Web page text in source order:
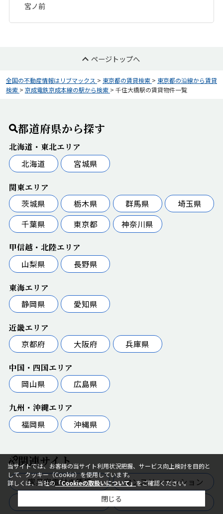
宮ノ前
ページトップへ
全国の不動産情報はリブマックス > 東京都の賃貸検索 > 東京都の沿線から賃貸
検索 > 京成電鉄京成本線の駅から検索 > 千住大橋駅の賃貸物件一覧
都道府県から探す
北海道・東北エリア
北海道
宮城県
関東エリア
茨城県
栃木県 群馬県
埼玉県
千葉県
東京都 神奈川県
甲信越・北陸エリア
山梨県
長野県
東海エリア
静岡県
愛知県
近畿エリア
京都府
大阪府 兵庫県
中国・四国エリア
岡山県
広島県
九州・沖縄エリア
福岡県
沖縄県
関連サイト
家具家電付き賃貸
マンスリーマンション
当サイトでは、お客様の当サイト利用状況把握、サービス向上検討を目的と
して、クッキー（Cookie）を使用しています。
詳しくは、当社の「Cookieの取扱いについて」をご確認ください。
閉じる